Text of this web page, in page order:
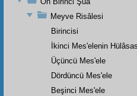
Meyve Risâlesi
Birincisi
İkinci Mes'elenin
Üçüncü Mes'ele
Dördüncü Mes'ele
Beşinci Mes'ele